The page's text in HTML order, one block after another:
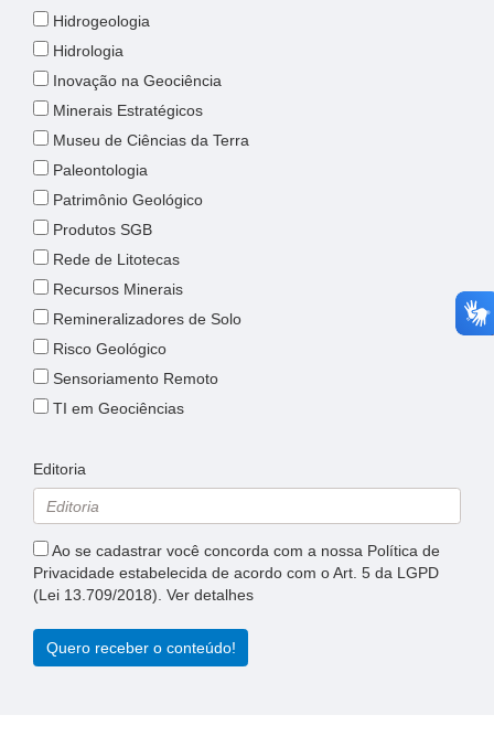
Hidrogeologia
Hidrologia
Inovação na Geociência
Minerais Estratégicos
Museu de Ciências da Terra
Paleontologia
Patrimônio Geológico
Produtos SGB
Rede de Litotecas
Recursos Minerais
Remineralizadores de Solo
Risco Geológico
Sensoriamento Remoto
TI em Geociências
Editoria
Ao se cadastrar você concorda com a nossa Política de
Privacidade estabelecida de acordo com o Art. 5 da LGPD
(Lei 13.709/2018). Ver detalhes
Quero receber o conteúdo!